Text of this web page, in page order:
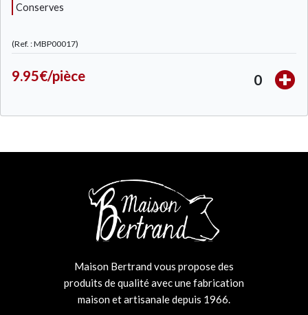
conserves
(Ref. : MBP00017)
9.95€/pièce 0
Maison Bertrand vous propose des
produits de qualité avec une fabrication
maison et artisanale depuis 1966.